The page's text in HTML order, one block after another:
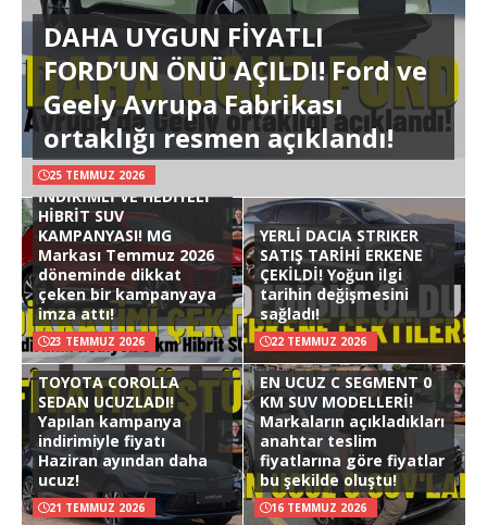
DAHA UYGUN FİYATLI
FORD’UN ÖNÜ AÇILDI! Ford ve
Geely Avrupa Fabrikası
ortaklığı resmen açıklandı!
25 TEMMUZ 2026
İNDİRİMLİ VE HEDİYELİ
HİBRİT SUV
KAMPANYASI! MG
Markası Temmuz 2026
döneminde dikkat
çeken bir kampanyaya
imza attı!
23 TEMMUZ 2026
YERLİ DACIA STRIKER
SATIŞ TARİHİ ERKENE
ÇEKİLDİ! Yoğun ilgi
tarihin değişmesini
sağladı!
22 TEMMUZ 2026
TOYOTA COROLLA
SEDAN UCUZLADI!
Yapılan kampanya
indirimiyle fiyatı
Haziran ayından daha
ucuz!
21 TEMMUZ 2026
EN UCUZ C SEGMENT 0
KM SUV MODELLERİ!
Markaların açıkladıkları
anahtar teslim
fiyatlarına göre fiyatlar
bu şekilde oluştu!
16 TEMMUZ 2026